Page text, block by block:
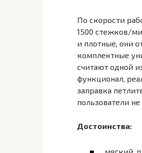
По скорости
1500 стежков/
и плотные, они
комплектные
считают одной
функционал,
заправка
пользователи
Достоинства:
мягкий,